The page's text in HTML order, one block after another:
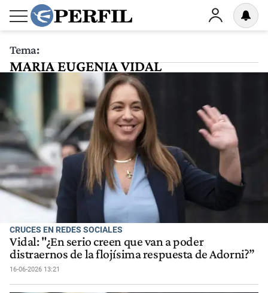
Tema:
MARIA EUGENIA VIDAL
CRUCES EN REDES SOCIALES
Vidal: "¿En serio creen que van a poder
distraernos de la flojísima respuesta de Adorni?”
16-06-2026 13:21